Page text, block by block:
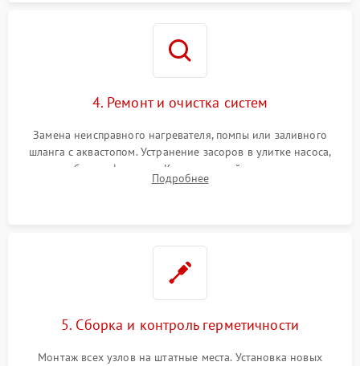
4. Ремонт и очистка систем
Замена неисправного нагревателя, помпы или заливного
шланга с аквастопом. Устранение засоров в улитке насоса,
патрубках и фильтрах. Компонентный ремонт платы
управления, восстановление поврежденной проводки.
Подробнее
5. Сборка и контроль герметичности
Монтаж всех узлов на штатные места. Установка новых